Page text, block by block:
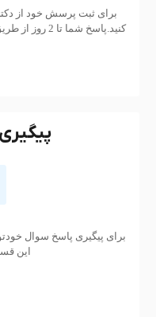
برای ثبت پرسش خود از
کنید.پاسخ شما
برای پیگیری پاسخ سوال
این